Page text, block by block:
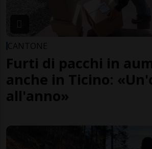
CANTONE
Furti di pacchi in
anche in Ticino:
all'anno»